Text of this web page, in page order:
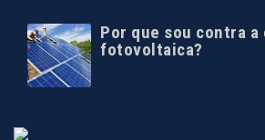
Por que sou contra a
fotovoltaica?